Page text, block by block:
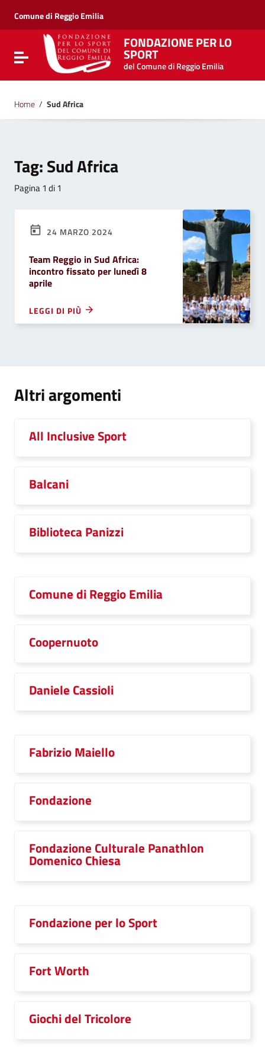
Vai al menu di navigazione
Vai al footer
Comune di Reggio Emilia
Attiva / disattiva la navigazione
FONDAZIONE PER LO
SPORT
del Comune di Reggio Emilia
Home / Sud Africa
Tag:Sud Africa
Pagina 1 di 1
24 MARZO 2024
Team Reggio in Sud Africa:
incontro fissato per lunedì 8
aprile
LEGGI DI PIÙ
Altri argomenti
All Inclusive Sport
Balcani
Biblioteca Panizzi
Comune di Reggio Emilia
Coopernuoto
Daniele Cassioli
Fabrizio Maiello
Fondazione
Fondazione Culturale Panathlon
Domenico Chiesa
Fondazione per lo Sport
Fort Worth
Giochi del Tricolore